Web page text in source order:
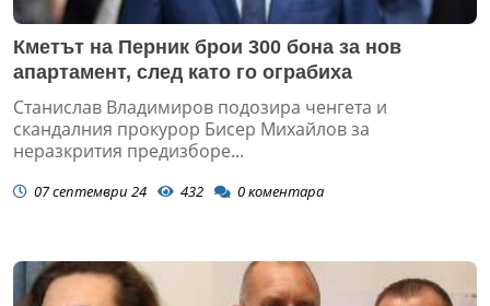
Кметът на Перник брои 300 бона за нов
апартамент, след като го ограбиха
Станислав Владимиров подозира ченгета и
скандалния прокурор Бисер Михайлов за
неразкрития предизборе...
07 септември 24 432 0коментара